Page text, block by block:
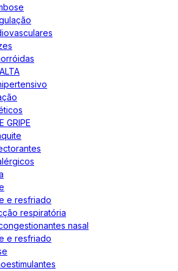
GRIPE
e resfriado
respiratória
nasal
e resfriado